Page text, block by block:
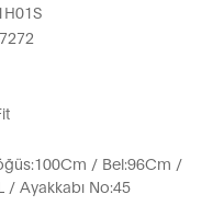
/ Bel:96Cm /
/ Ayakkabı No:45